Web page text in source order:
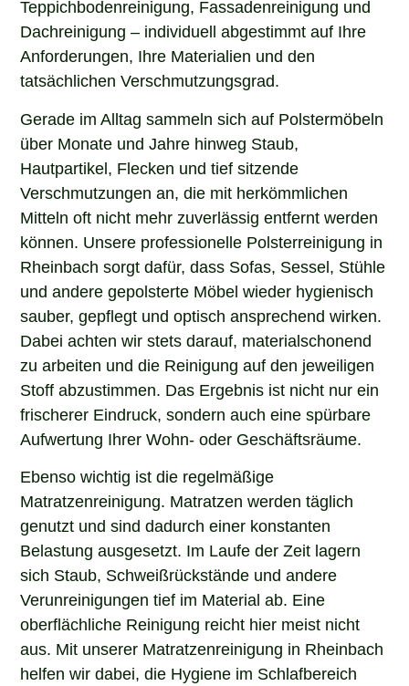
Teppichbodenreinigung, Fassadenreinigung und
Dachreinigung – individuell abgestimmt auf Ihre
Anforderungen, Ihre Materialien und den
tatsächlichen Verschmutzungsgrad.
Gerade im Alltag sammeln sich auf Polstermöbeln
über Monate und Jahre hinweg Staub,
Hautpartikel, Flecken und tief sitzende
Verschmutzungen an, die mit herkömmlichen
Mitteln oft nicht mehr zuverlässig entfernt werden
können. Unsere professionelle Polsterreinigung in
Rheinbach sorgt dafür, dass Sofas, Sessel, Stühle
und andere gepolsterte Möbel wieder hygienisch
sauber, gepflegt und optisch ansprechend wirken.
Dabei achten wir stets darauf, materialschonend
zu arbeiten und die Reinigung auf den jeweiligen
Stoff abzustimmen. Das Ergebnis ist nicht nur ein
frischerer Eindruck, sondern auch eine spürbare
Aufwertung Ihrer Wohn- oder Geschäftsräume.
Ebenso wichtig ist die regelmäßige
Matratzenreinigung. Matratzen werden täglich
genutzt und sind dadurch einer konstanten
Belastung ausgesetzt. Im Laufe der Zeit lagern
sich Staub, Schweißrückstände und andere
Verunreinigungen tief im Material ab. Eine
oberflächliche Reinigung reicht hier meist nicht
aus. Mit unserer Matratzenreinigung in Rheinbach
helfen wir dabei, die Hygiene im Schlafbereich